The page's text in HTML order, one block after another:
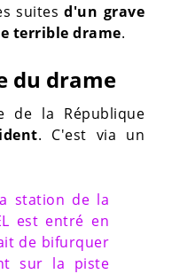
suitesd'un grave
terrible drame.
du drame
de la République
. C'est via un
station de la
est entré en
de bifurquer
sur la piste